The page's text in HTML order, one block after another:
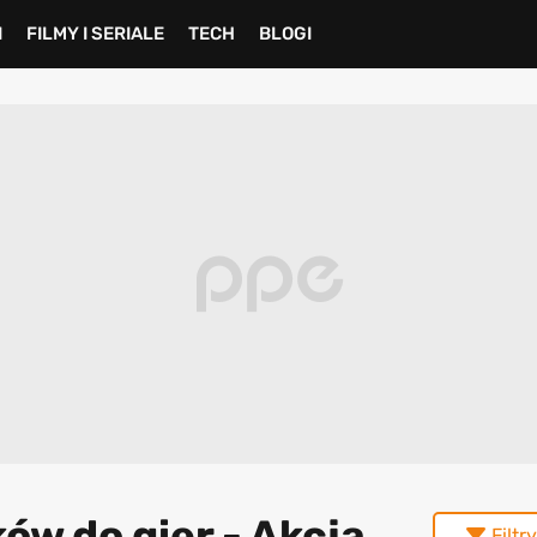
FILMY I SERIALE TECH BLOGI